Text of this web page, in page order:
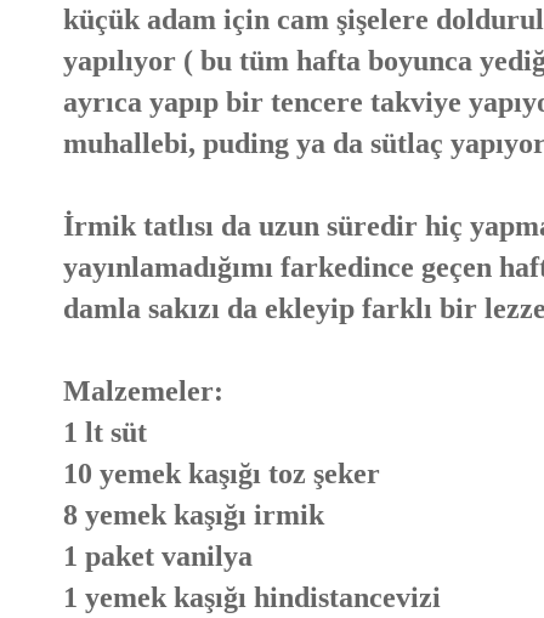
küçük adam için cam şişelere
yapılıyor ( bu tüm hafta boyunca
ayrıca yapıp bir tencere takviye
muhallebi, puding ya da sütlaç
İrmik tatlısı da uzun süredir hiç
yayınlamadığımı farkedince geçen
damla sakızı da ekleyip farklı bir
Malzemeler:
1 lt süt
10 yemek kaşığı toz şeker
8 yemek kaşığı irmik
1 paket vanilya
1 yemek kaşığı hindistancevizi